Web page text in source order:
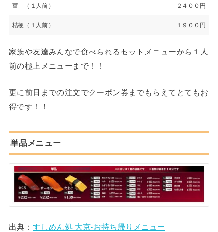
菫 （１人前） ２４００円
桔梗（１人前） １９００円
家族や友達みんなで食べられるセットメニューから１人
前の極上メニューまで！！
更に前日までの注文でクーポン券までもらえてとてもお
得です！！
単品メニュー
出典：すしめん処 大京-お持ち帰りメニュー